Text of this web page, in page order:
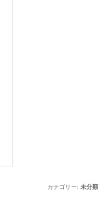
カテゴリー: 未分類